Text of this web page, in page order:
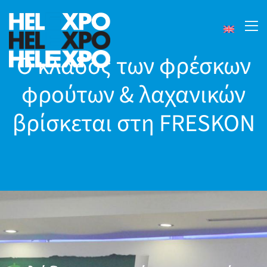
Ο κλάδος των φρέσκων
φρούτων & λαχανικών
βρίσκεται στη FRESKON